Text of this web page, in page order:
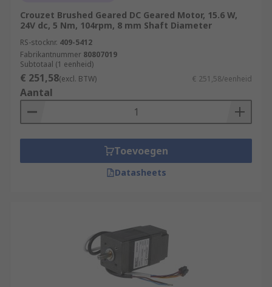
Crouzet Brushed Geared DC Geared Motor, 15.6 W,
24V dc, 5 Nm, 104rpm, 8 mm Shaft Diameter
RS-stocknr. 409-5412
Fabrikantnummer 80807019
Subtotaal (1 eenheid)
€ 251,58(excl. BTW) € 251,58/eenheid
Aantal
Toevoegen
Datasheets